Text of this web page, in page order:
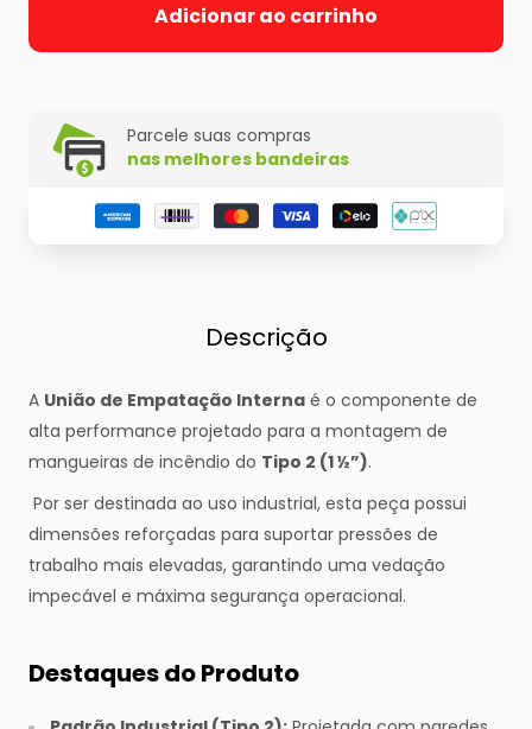
Adicionar ao carrinho
Parcele suas compras
nas melhores bandeiras
Descrição
A União de Empatação Interna é o componente de
alta performance projetado para a montagem de
mangueiras de incêndio do Tipo 2 (1 ½”).
Por ser destinada ao uso industrial, esta peça possui
dimensões reforçadas para suportar pressões de
trabalho mais elevadas, garantindo uma vedação
impecável e máxima segurança operacional.
Destaques do Produto